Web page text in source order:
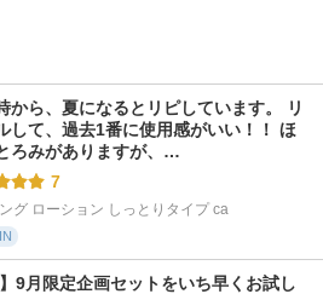
から、夏になるとリピしています。 リ
して、過去1番に使用感がいい！！ ほ
ろみがありますが、…
7
グ ローション しっとりタイプ ca
】9月限定企画セットをいち早くお試し